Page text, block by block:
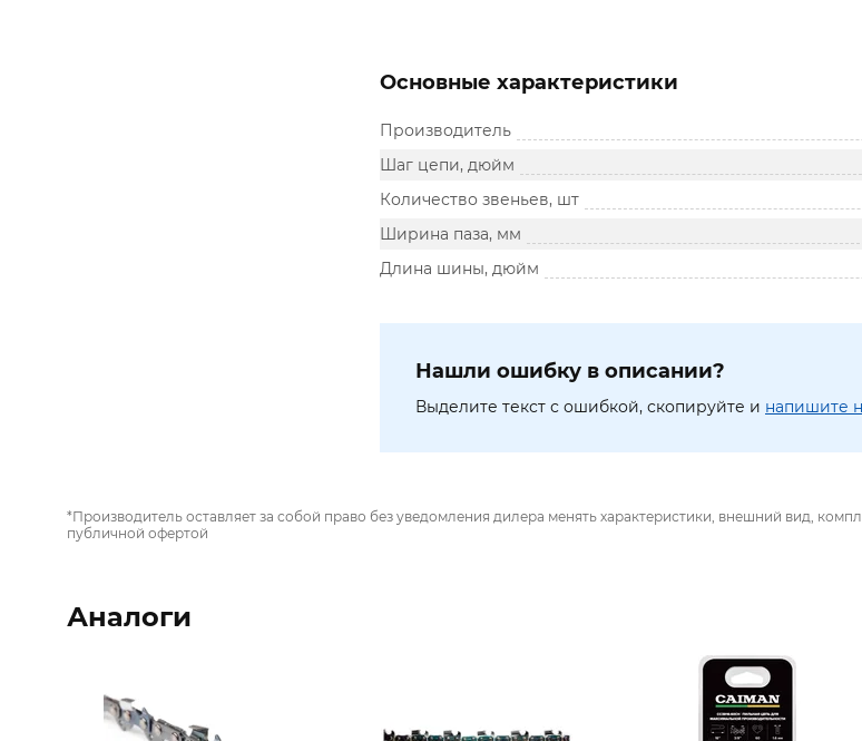
Основные характеристики
Производитель
Шаг цепи, дюйм
Количество звеньев, шт
Ширина паза, мм
Длина шины, дюйм
Нашли ошибку в описании?
Выделите текст с ошибкой, скопируйте и напишите
*Производитель оставляет за собой право без уведомления дилера менять характеристики, внешний вид,
публичной офертой
Аналоги